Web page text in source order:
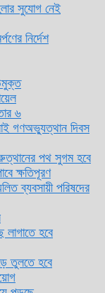
সুযোগ নেই
নির্দেশ
৬
গণঅভ্যুত্থান দিবস
পথ সুগম হবে
ক্ষতিপূরণ
ব্যবসায়ী পরিষদের
লাগাতে হবে
তুলতে হবে